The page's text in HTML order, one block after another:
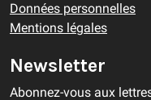
Données personnelles
Mentions légales
Newsletter
Abonnez-vous aux